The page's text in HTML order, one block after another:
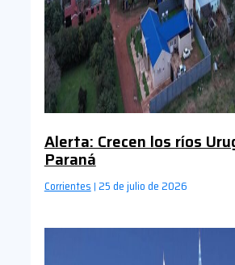
Alerta: Crecen los ríos
Paraná
Corrientes | 25 de julio de 2026